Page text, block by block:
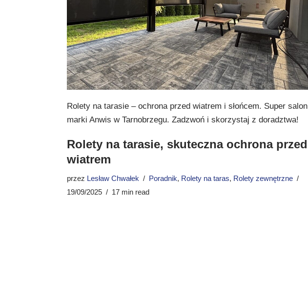
Rolety na tarasie – ochrona przed wiatrem i słońcem. Super salon
marki Anwis w Tarnobrzegu. Zadzwoń i skorzystaj z doradztwa!
Rolety na tarasie, skuteczna ochrona przed
wiatrem
przez Lesław Chwałek Poradnik, Rolety na taras, Rolety zewnętrzne
19/09/2025
17 min read